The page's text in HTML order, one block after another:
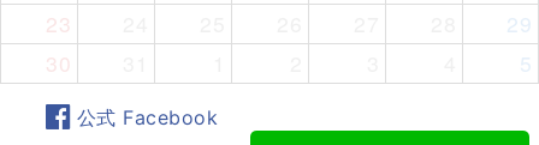
23
29
30
5
公式 Facebook